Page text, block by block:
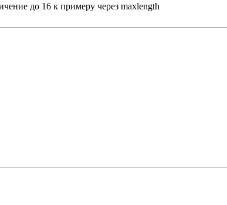
до 16 к примеру через maxlength